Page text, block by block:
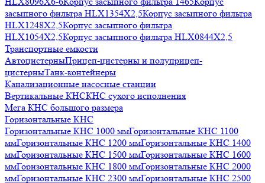
засыпного фильтра HLX1354X2,5Корпус засыпного фильтра
HLX1248X2,5Корпус засыпного фильтра
HLX1054X2,5Корпус засыпного фильтра HLX0844X2,5
Транспортные емкости
АвтоцистерныПрицеп-цистерны и полуприцеп-
цистерныТанк-контейнеры
Канализационные насосные станции
Вертикальные КНСКНС сухого исполнения
Мега КНС большого размера
Горизонтальные КНС
Горизонтальные КНС 1000 ммГоризонтальные КНС 1100
ммГоризонтальные КНС 1200 ммГоризонтальные КНС 1400
ммГоризонтальные КНС 1500 ммГоризонтальные КНС 1600
ммГоризонтальные КНС 1800 ммГоризонтальные КНС 2000
ммГоризонтальные КНС 2300 ммГоризонтальные КНС 2500